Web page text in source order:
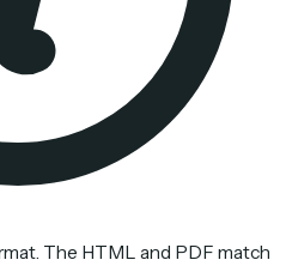
The HTML and PDF match